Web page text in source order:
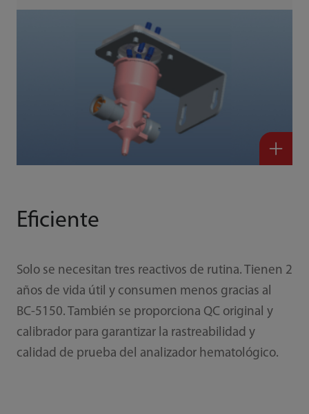
Eficiente
Solo se necesitan tres reactivos de rutina. Tienen 2
años de vida útil y consumen menos gracias al
BC-5150. También se proporciona QC original y
calibrador para garantizar la rastreabilidad y
calidad de prueba del analizador hematológico.